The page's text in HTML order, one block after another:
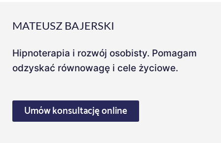
MATEUSZ BAJERSKI
Hipnoterapia i rozwój osobisty. Pomagam
odzyskać równowagę i cele życiowe.
Umów konsultację online